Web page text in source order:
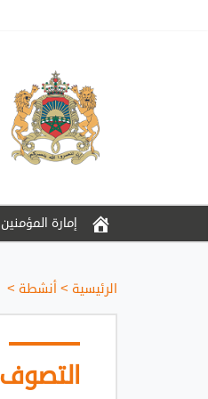
إمارة المؤمنين
الرئيسية > أنشطة >